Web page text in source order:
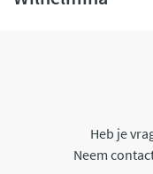
Heb je
Neem